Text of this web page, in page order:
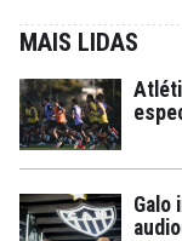
MAIS LIDAS
Galo